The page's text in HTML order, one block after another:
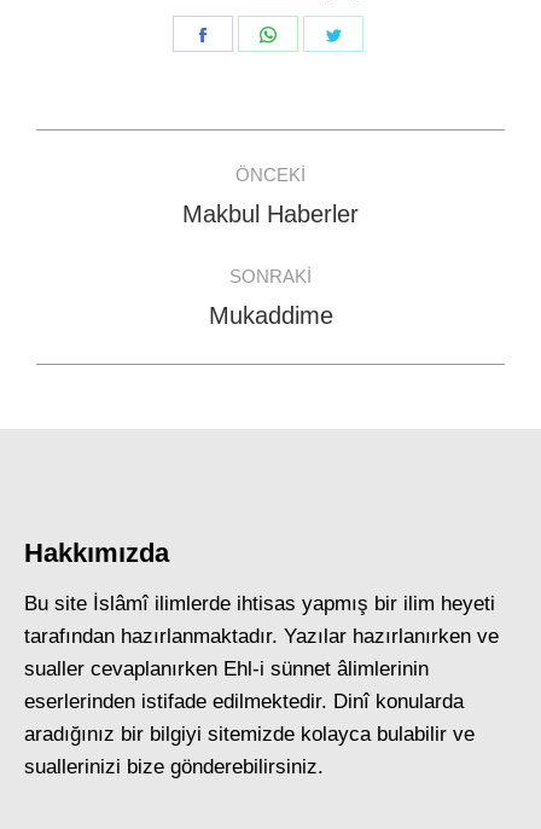
Share
Share
navigation
ÖNCEKI
Previous
Makbul Haberler
SONRAKI
Next
Mukaddime
Hakkımızda
Bu site İslâmî ilimlerde ihtisas yapmış bir ilim heyeti
tarafından hazırlanmaktadır. Yazılar hazırlanırken ve
sualler cevaplanırken Ehl-i sünnet âlimlerinin
eserlerinden istifade edilmektedir. Dinî konularda
aradığınız bir bilgiyi sitemizde kolayca bulabilir ve
suallerinizi bize gönderebilirsiniz.